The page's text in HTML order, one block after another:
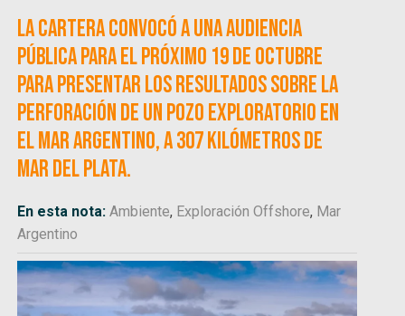
La cartera convocó a una audiencia
pública para el próximo 19 de octubre
para presentar los resultados sobre la
perforación de un pozo exploratorio en
el Mar Argentino, a 307 kilómetros de
Mar del Plata.
En esta nota:Ambiente, Exploración Offshore, Mar
Argentino